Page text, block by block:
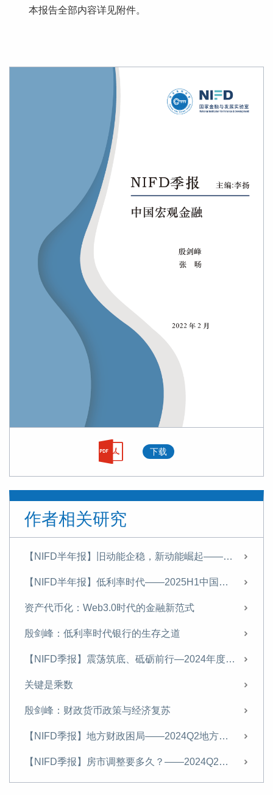
本报告全部内容详见附件。
下载
作者相关研究
【NIFD半年报】旧动能企稳，新动能崛起————2025年宏观形势分析与2026年展望
【NIFD半年报】低利率时代——2025H1中国宏观金融
资产代币化：Web3.0时代的金融新范式
殷剑峰：低利率时代银行的生存之道
【NIFD季报】震荡筑底、砥砺前行—2024年度中国宏观金融
关键是乘数
殷剑峰：财政货币政策与经济复苏
【NIFD季报】地方财政困局——2024Q2地方区域财政
【NIFD季报】房市调整要多久？——2024Q2中国宏观金融